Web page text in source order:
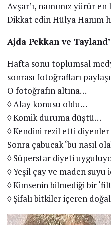
Avşar’ı, namımız yürür
Dikkat edin Hülya Hanım
Ajda Pekkan ve
Hafta sonu toplumsal
sonrası fotoğrafları
O fotoğrafın altına…
◊ Alay konusu oldu…
◊ Komik duruma düştü…
◊ Kendini rezil etti
Sonra çabucak ‘bu nasıl
◊ Süperstar diyeti
◊ Yeşil çay ve maden suyu
◊ Kimsenin bilmediği bir
◊ Şifalı bitkiler içeren